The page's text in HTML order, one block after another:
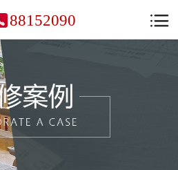
88152090